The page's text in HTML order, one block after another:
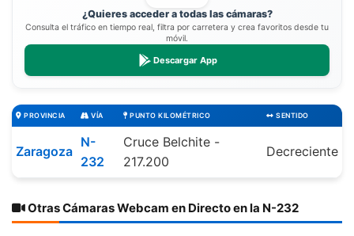
¿Quieres acceder a todas las cámaras?
Consulta el tráfico en tiempo real, filtra por carretera y crea favoritos desde tu
móvil.
Descargar App
PROVINCIA VÍA PUNTO KILOMÉTRICO SENTIDO
Zaragoza
N-
232
Cruce Belchite -
217.200
Decreciente
Otras Cámaras Webcam en Directo en la N-232